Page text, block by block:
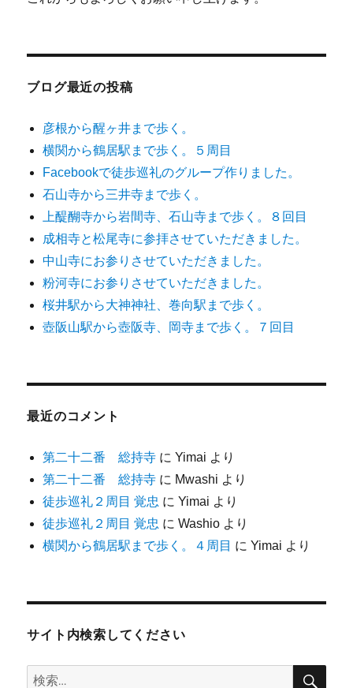
ブログ最近の投稿
彦根から醒ヶ井まで歩く。
横関から鶴居駅まで歩く。５周目
Facebookで徒歩巡礼のグループ作りました。
石山寺から三井寺まで歩く。
上醍醐寺から岩間寺、石山寺まで歩く。８回目
成相寺と松尾寺に参拝させていただきました。
中山寺にお参りさせていただきました。
粉河寺にお参りさせていただきました。
桜井駅から大神神社、巻向駅まで歩く。
壺阪山駅から壺阪寺、岡寺まで歩く。７回目
最近のコメント
第二十二番 総持寺 にYimai より
第二十二番 総持寺 に Mwashi より
徒歩巡礼２周目 覚忠 にYimai より
徒歩巡礼２周目 覚忠 にWashio より
横関から鶴居駅まで歩く。４周目 にYimai より
サイト内検索してください
検
検